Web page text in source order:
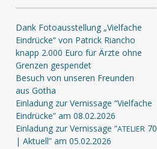
Dank Fotoausstellung „Vielfache
Eindrücke“ von Patrick Riancho
knapp 2.000 Euro für Ärzte ohne
Grenzen gespendet
Besuch von unseren Freunden
aus Gotha
Einladung zur Vernissage “Vielfache
Eindrücke” am 08.02.2026
Einladung zur Vernissage “ATELIER70
| Aktuell” am 05.02.2026